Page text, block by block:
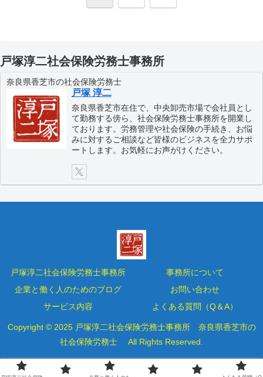
戸塚淳二社会保険労務士事務所
奈良県香芝市の社会保険労務士
戸塚 淳二
奈良県香芝市在住で、中央卸売市場で会社員とし
て勤務する傍ら、社会保険労務士事務所を開業し
ております。労務管理や社会保険の手続き、お悩
みに対するご相談など皆様のビジネスを全力サポ
ートします。お気軽にお声がけください。
戸塚淳二社会保険労務士事務所
事務所について
企業と働く人のためのブログ
お問い合わせ
サービス内容
よくある質問（Q＆A）
Copyright © 2025 戸塚淳二社会保険労務士事務所 奈良県香芝市の
社会保険労務士 All Rights Reserved.